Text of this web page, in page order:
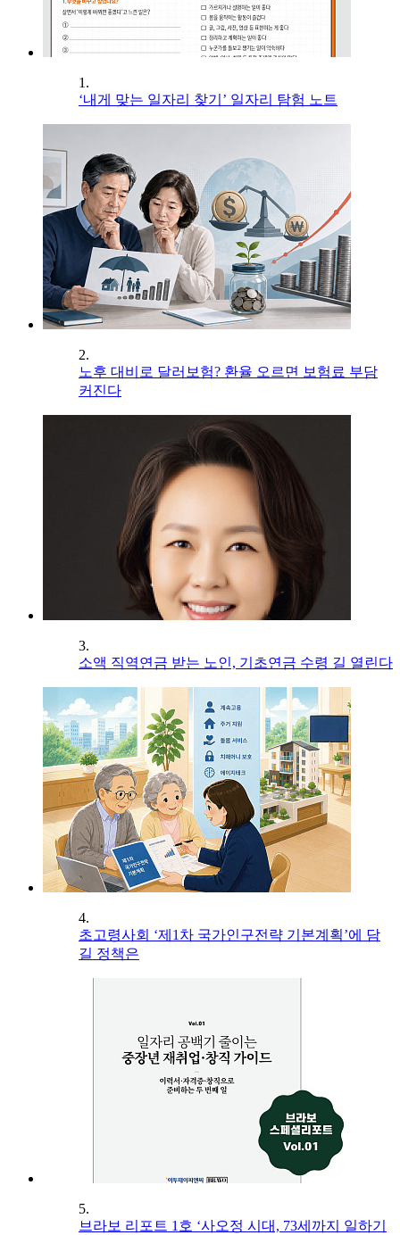
1.
‘내게 맞는 일자리 찾기’ 일자리 탐험 노트
2.
노후 대비로 달러보험? 환율 오르면 보험료 부담
커진다
3.
소액 직역연금 받는 노인, 기초연금 수령 길 열린다
4.
초고령사회 ‘제1차 국가인구전략 기본계획’에 담
길 정책은
5.
브라보 리포트 1호 ‘사오정 시대, 73세까지 일하기